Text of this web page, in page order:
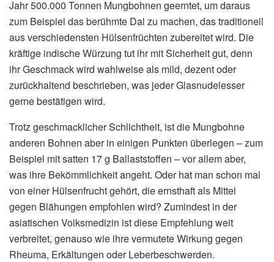
Jahr 500.000 Tonnen Mungbohnen geerntet, um daraus
zum Beispiel das berühmte Dal zu machen, das traditionell
aus verschiedensten Hülsenfrüchten zubereitet wird. Die
kräftige indische Würzung tut ihr mit Sicherheit gut, denn
ihr Geschmack wird wahlweise als mild, dezent oder
zurückhaltend beschrieben, was jeder Glasnudelesser
gerne bestätigen wird.
Trotz geschmacklicher Schlichtheit, ist die Mungbohne
anderen Bohnen aber in einigen Punkten überlegen – zum
Beispiel mit satten 17 g Ballaststoffen – vor allem aber,
was ihre Bekömmlichkeit angeht. Oder hat man schon mal
von einer Hülsenfrucht gehört, die ernsthaft als Mittel
gegen Blähungen empfohlen wird? Zumindest in der
asiatischen Volksmedizin ist diese Empfehlung weit
verbreitet, genauso wie ihre vermutete Wirkung gegen
Rheuma, Erkältungen oder Leberbeschwerden.